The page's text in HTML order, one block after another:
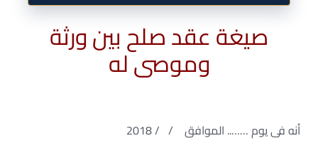
صيغة عقد صلح بين ورثة
وموصى له
أنه فى يوم …….. الموافق / / 2018